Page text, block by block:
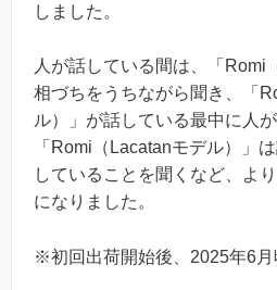
しました。
人が話している間は、「Romi
相づちをうちながら聞き、「
ル）」が話している最中に人が
「Romi（Lacatanモデル）」
していることを聞くなど、よ
になりました。
※初回出荷開始後、2025年6